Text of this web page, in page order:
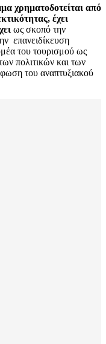
χρηματοδοτείται από
έχει
ως σκοπό την
επανειδίκευση
του τουρισμού ως
πολιτικών και των
του αναπτυξιακού